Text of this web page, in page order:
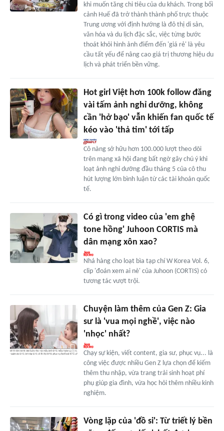
khi muốn tăng chi tiêu của du khách. Trong bối
cảnh Huế đã trở thành thành phố trực thuộc
Trung ương với định hướng là đô thị di sản,
văn hóa và du lịch đặc sắc, việc từng bước
thoát khỏi hình ảnh điểm đến 'giá rẻ' là yêu
cầu tất yếu để nâng cao giá trị thương hiệu du
lịch và phát triển bền vững.
Hot girl Việt hơn 100k follow đăng
vài tấm ảnh nghỉ dưỡng, không
cần 'hở bạo' vẫn khiến fan quốc tế
kéo vào 'thả tim' tới tấp
Cô nàng sở hữu hơn 100.000 lượt theo dõi
trên mạng xã hội đang bất ngờ gây chú ý khi
loạt ảnh nghỉ dưỡng đầu tháng 5 của cô thu
hút lượng lớn bình luận từ các tài khoản quốc
tế.
Có gì trong video của 'em ghệ
tone hồng' Juhoon CORTIS mà
dân mạng xôn xao?
Nhá hàng cho loạt bìa tạp chí W Korea Vol. 6,
clip 'đoán xem ai nè' của Juhoon (CORTIS) có
tương tác vượt trội.
Chuyện làm thêm của Gen Z: Gia
sư là 'vua mọi nghề', việc nào
'nhọc' nhất?
Chạy sự kiện, viết content, gia sư, phục vụ... là
công việc được nhiều Gen Z lựa chọn để kiếm
thêm thu nhập, vừa trang trải sinh hoạt phí
phụ giúp gia đình, vừa học hỏi thêm nhiều kinh
nghiệm.
Vòng lặp của 'đồ si': Từ triết lý bền